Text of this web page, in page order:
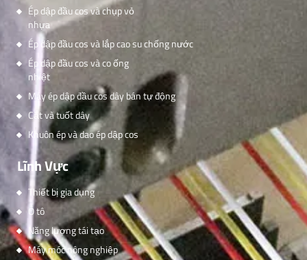
Ép dập đầu cos và chụp vỏ
nhựa
Ép dập đầu cos và lắp cao su chống nước
Ép dập đầu cos và co ống
nhiệt
Máy ép dập đầu cos dây bán tự động
Cắt và tuốt dây
Khuôn ép và dao ép dập cos
Lĩnh Vực
Thiết bị gia dụng
Ô tô
Năng lượng tái tạo
Máy móc nông nghiệp